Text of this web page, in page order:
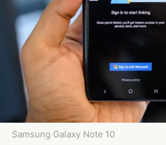
Samsung Galaxy Note 10